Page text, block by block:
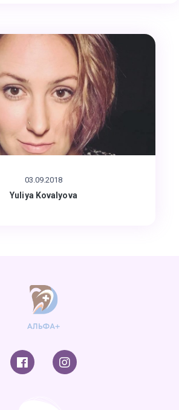
03.09.2018
Yuliya Kovalyova